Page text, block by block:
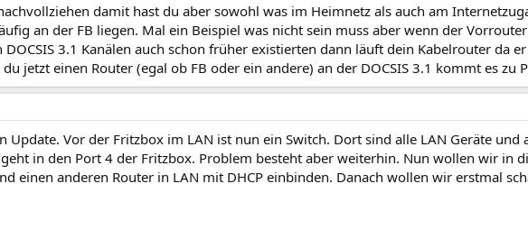
damit hast du aber sowohl was im Heimnetz als auch am
an der FB liegen. Mal ein Beispiel was nicht sein muss aber wenn der
DOCSIS 3.1 Kanälen auch schon früher existierten dann läuft dein Kabelrouter da
jetzt einen Router (egal ob FB oder ein andere) an der DOCSIS 3.1 kommt es zu
Update. Vor der Fritzbox im LAN ist nun ein Switch. Dort sind alle LAN Geräte und
in den Port 4 der Fritzbox. Problem besteht aber weiterhin. Nun wollen wir in
einen anderen Router in LAN mit DHCP einbinden. Danach wollen wir erstmal